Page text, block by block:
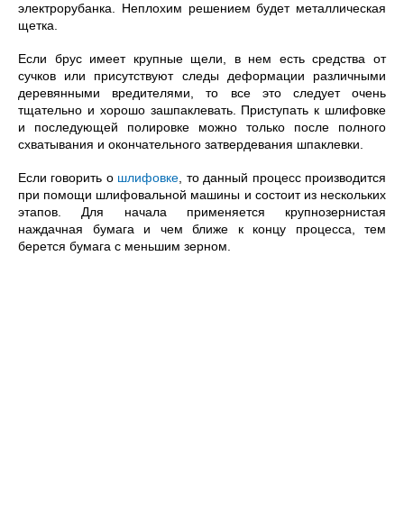
электрорубанка. Неплохим решением будет металлическая
щетка.
Если брус имеет крупные щели, в нем есть средства от
сучков или присутствуют следы деформации различными
деревянными вредителями, то все это следует очень
тщательно и хорошо зашпаклевать. Приступать к шлифовке
и последующей полировке можно только после полного
схватывания и окончательного затвердевания шпаклевки.
Если говорить о шлифовке , то данный процесс производится
при помощи шлифовальной машины и состоит из нескольких
этапов. Для начала применяется крупнозернистая
наждачная бумага и чем ближе к концу процесса, тем
берется бумага с меньшим зерном.